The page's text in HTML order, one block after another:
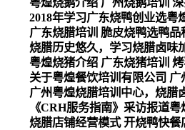
2018年学习广东烧鸭创业选粤
广东烧腊培训 脆皮烧鸭选鸭品
粤煌烧猪介绍 广东烧猪培训
关于粤煌餐饮培训有限公司 广
《CRH服务指南》采访报道粤
烧腊店铺经营模式 开烧鸭快